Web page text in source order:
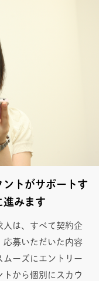
トがサポートす
進みます
人は、すべて契約企
応募いただいた内容
ムーズにエントリー
から個別にスカウ